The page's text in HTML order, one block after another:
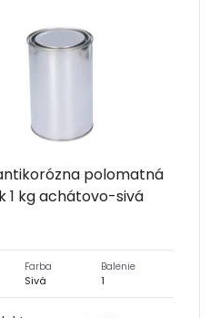
polomatná
1 kg achátovo-sivá
Farba
Sivá
Balenie
1